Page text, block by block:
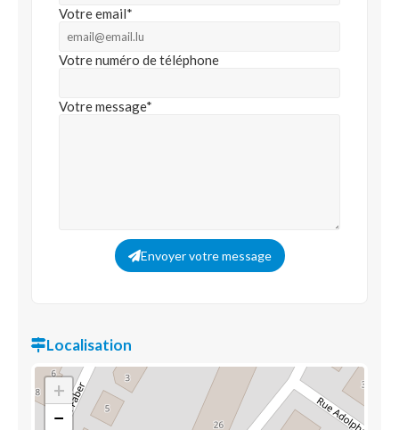
Votre email*
Votre numéro de téléphone
Votre message*
Envoyer votre message
Localisation
+
−